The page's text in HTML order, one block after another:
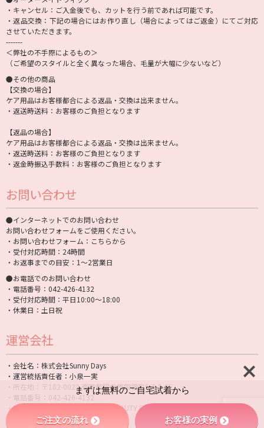
・キャンセル：ご入金後でも、カットを行う前であれば可能です。
・返品交換：下記の場合にはお作り直し（場合によってはご返金）にてご対応
させていただきます。
-------
＜弊社の不手際によるもの＞
（ご希望のスタイルと全く異なった場合、毛量が大幅に少ないなど）
●その他の商品
【交換の場合】
ケア用品はお客様都合による返品・交換は出来ません。
・返送時送料：お客様のご負担となります
【返品の場合】
ケア用品はお客様都合による返品・交換は出来ません。
・返送時送料：お客様のご負担となります
・返金時振込手数料：お客様のご負担となります
お問い合わせ
●インターネットでのお問い合わせ
お問い合わせフォームをご使用ください。
・お問い合わせフォーム： こちらから
・受付対応時間：24時間
・お返事までの目安：1〜2営業日
●お電話でのお問い合わせ
・電話番号：042-426-4132
・受付対応時間：平日10:00〜18:00
・休業日：土日祝
運営会社
・会社名：株式会社Sunny Days
・運営統括責任者：小泉一実
・所在地：〒182-0022 東京都調布市国領町5-7-9-2F
・電話番号：042-426-4132
・屋号：ウィッグの通販美容院「BEAUTY FIT」
まずは無料のご自宅試着から
ご注文の流れ お客様の実例